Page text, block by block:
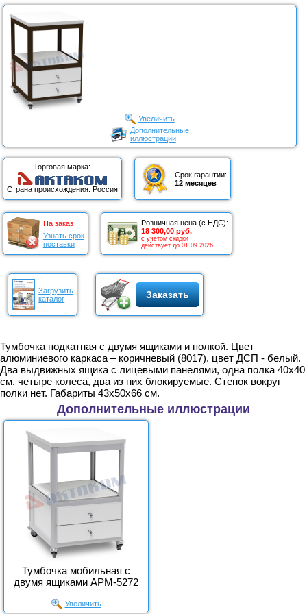
Увеличить
Дополнительные
иллюстрации
Торговая марка:
Страна происхождения: Россия
Срок гарантии:
12 месяцев
На заказ
Узнать срок
поставки
Розничная цена (с НДС):
18 300,00 руб.
с учётом скидки
действует до 01.09.2026
Загрузить
каталог
Заказать
Тумбочка подкатная с двумя ящиками и полкой. Цвет
алюминиевого каркаса – коричневый (8017), цвет ДСП - белый.
Два выдвижных ящика с лицевыми панелями, одна полка 40х40
см, четыре колеса, два из них блокируемые. Стенок вокруг
полки нет. Габариты 43х50х66 см.
Дополнительные иллюстрации
Тумбочка мобильная с
двумя ящиками АРМ-5272
Увеличить